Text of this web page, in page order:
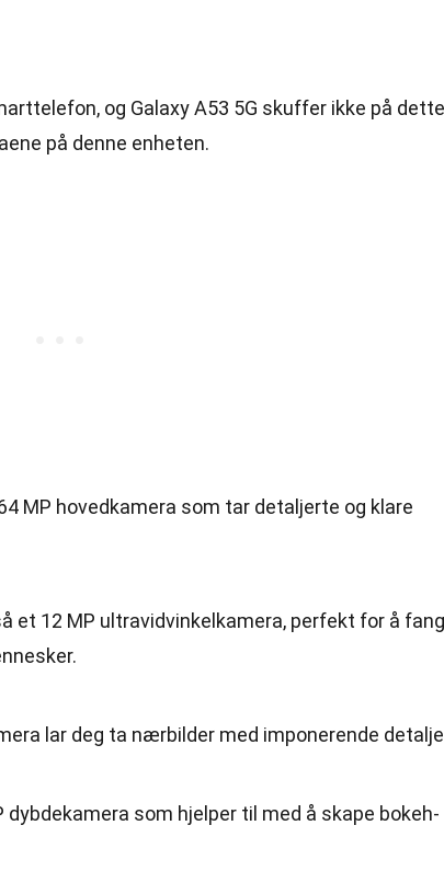
og Galaxy A53 5G skuffer ikke på dette
på denne enheten.
MP hovedkamera som tar detaljerte og klare
et 12 MP ultravidvinkelkamera, perfekt for å
lar deg ta nærbilder med imponerende
dybdekamera som hjelper til med å skape bokeh-